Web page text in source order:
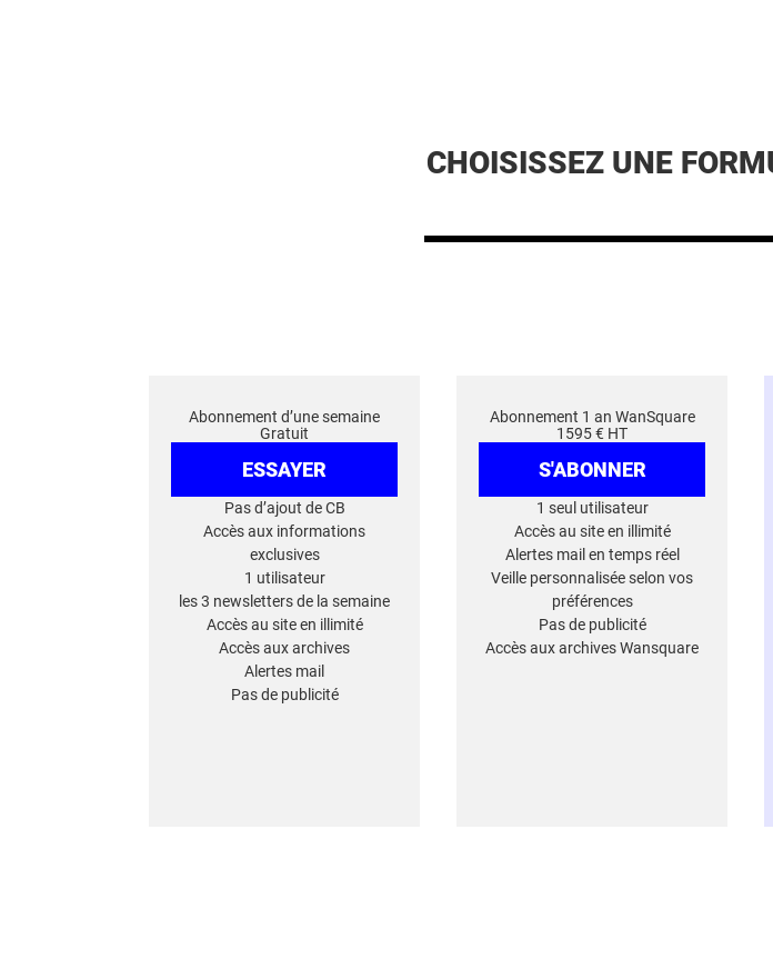
CHOISISSEZ UNE
Abonnement d’une semaine
Gratuit
ESSAYER
Pas d’ajout de CB
Accès aux informations
exclusives
1 utilisateur
les 3 newsletters de la semaine
Accès au site en illimité
Accès aux archives
Alertes mail
Pas de publicité
Abonnement 1 an WanSquare
1595 € HT
S'ABONNER
1 seul utilisateur
Accès au site en illimité
Alertes mail en temps réel
Veille personnalisée selon vos
préférences
Pas de publicité
Accès aux archives Wansquare